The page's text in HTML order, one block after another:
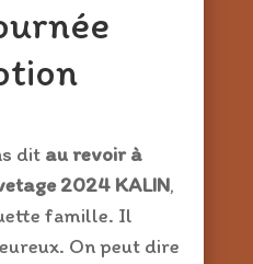
dit au revoir à
2024 KALIN,
famille. Il
On peut dire